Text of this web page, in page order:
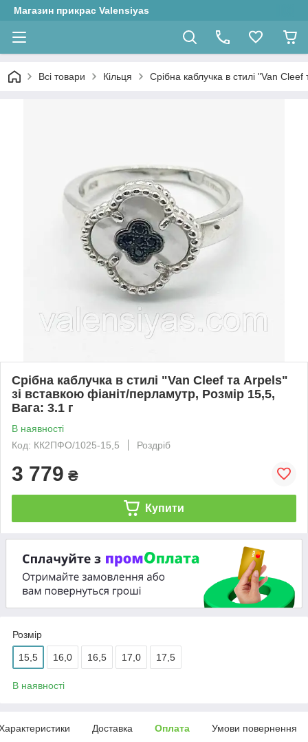
Магазин прикрас Valensiyas
Всі товари Кільця Срібна каблучка в стилі "Van
Срібна каблучка в стилі "Van Cleef та Arpels"
зі вставкою фіаніт/перламутр, Розмір 15,5,
Вага: 3.1 г
В наявності
Код: КК2ПФО/1025-15,5
Роздріб
3 779 ₴
Купити
Розмір
15,5 16,0 16,5 17,0 17,5
В наявності
Доставка Оплата Умови повернення